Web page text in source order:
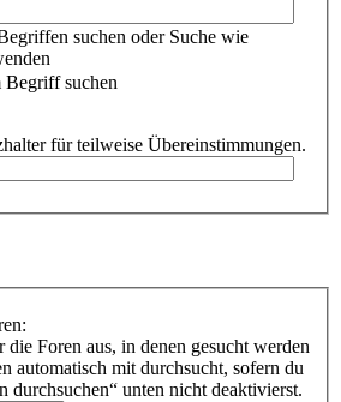
suchen oder Suche wie
Begriff suchen
für teilweise Übereinstimmungen.
die Foren aus, in denen gesucht werden
automatisch mit durchsucht, sofern du
durchsuchen“ unten nicht deaktivierst.